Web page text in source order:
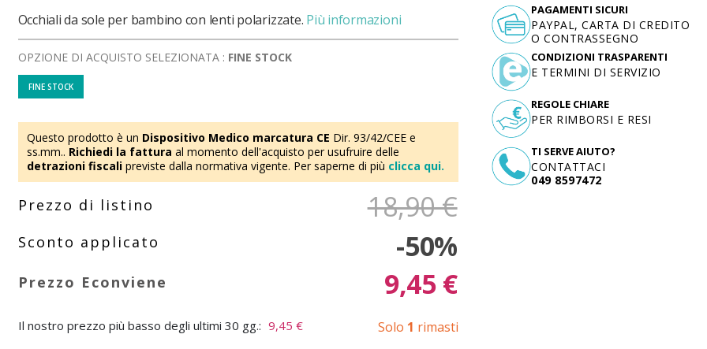
Occhiali da sole per bambino con lenti polarizzate. Più informazioni
OPZIONE DI ACQUISTO SELEZIONATA : FINE STOCK
FINE STOCK
Questo prodotto è un Dispositivo Medico marcatura CE Dir. 93/42/CEE e
ss.mm.. Richiedi la fattura al momento dell'acquisto per usufruire delle
detrazioni fiscalipreviste dalla normativa vigente. Per saperne di più clicca qui.
18,90 €
-50%
9,45 €
Il nostro prezzo più basso degli ultimi 30 gg.: 9,45 € Solo 1 rimasti
TI SERVE AIUTO?
CONTATTACI
049 8597472
PAGAMENTI SICURI
PAYPAL, CARTA DI CREDITO
O CONTRASSEGNO
CONDIZIONI TRASPARENTI
E TERMINI DI SERVIZIO
REGOLE CHIARE
PER RIMBORSI E RESI